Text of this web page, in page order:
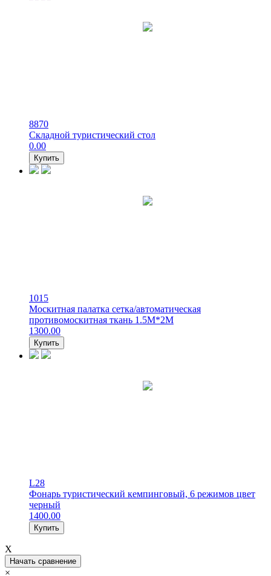
8870
Складной туристический стол
0.00
Купить
1015
Москитная палатка сетка/автоматическая
противомоскитная ткань 1.5М*2М
1300.00
Купить
L28
Фонарь туристический кемпинговый, 6 режимов цвет
черный
1400.00
Купить
X
Начать сравнение
×